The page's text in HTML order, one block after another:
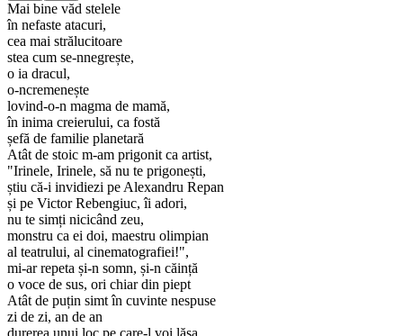
Mai bine văd stelele
în nefaste atacuri,
cea mai strălucitoare
stea cum se-nnegrește,
o ia dracul,
o-ncremenește
lovind-o-n magma de mamă,
în inima creierului, ca fostă
șefă de familie planetară
Atât de stoic m-am prigonit ca artist,
"Irinele, Irinele, să nu te prigonești,
știu că-i invidiezi pe Alexandru Repan
și pe Victor Rebengiuc, îi adori,
nu te simți nicicând zeu,
monstru ca ei doi, maestru olimpian
al teatrului, al cinematografiei!",
mi-ar repeta și-n somn, și-n căință
o voce de sus, ori chiar din piept
Atât de puțin simt în cuvinte nespuse
zi de zi, an de an